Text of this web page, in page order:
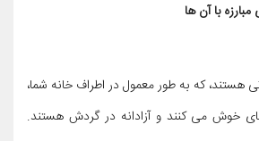
با آن ها
هستند، که به طور معمول در اطراف خانه شما،
خوش می کنند و آزادانه در گردش هستند.